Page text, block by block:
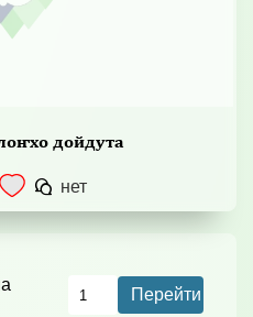
дойдута
нет
Перейти